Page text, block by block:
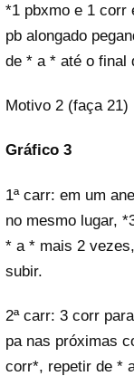
*1 pbxmo e 1 corr
pb alongado
de * a * até o final
Motivo 2 (faça 21)
Gráfico 3
1ª carr: em um
no mesmo lugar,
* a * mais 2
subir.
2ª carr: 3 corr
pa nas próximas
corr*, repetir de *